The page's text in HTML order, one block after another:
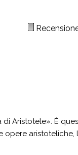
Aristotele». È
opere